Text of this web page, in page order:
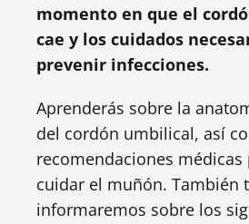
momento en que el
cae y los cuidados
prevenir infecciones.
Aprenderás sobre la
del cordón umbilical, así
recomendaciones
cuidar el muñón. También
informaremos sobre los